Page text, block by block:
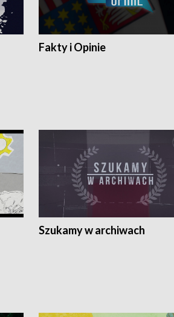
Fakty i Opinie
Szukamy w archiwach